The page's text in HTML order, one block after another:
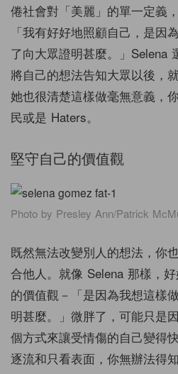
倦社會對「美麗」的單一定義
「我有好好地照顧自己，是因
了向大眾證明甚麼。」Selena
將自己的想法告知大眾以後，
她也很清楚這樣做毫無意義，
民或是 Haters。
堅守自己的價值觀
Photo by Presley Ann/Patrick
既然無法改變別人的想法，你
合他人。就像 Selena 那樣，
的價值觀－「是因為我想這樣
明甚麼。」微胖了，可能只是
個方式來讓受情傷的自己變得
逐流和只看表面，你無辦法得